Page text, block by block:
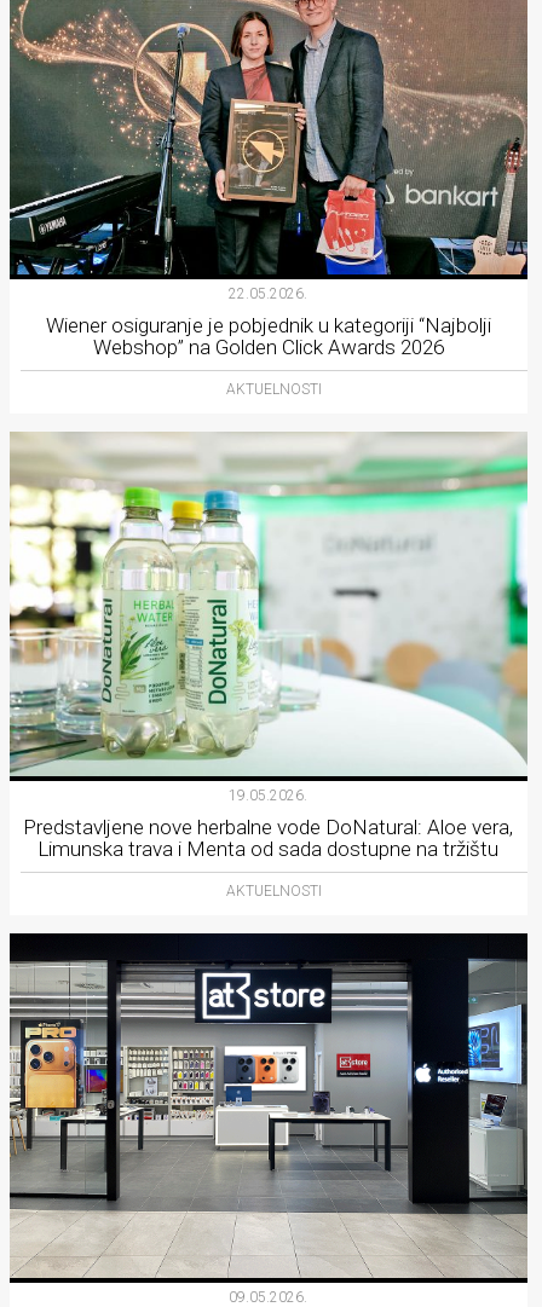
22.05.2026.
Wiener osiguranje je pobjednik u kategoriji “Najbolji
Webshop” na Golden Click Awards 2026
AKTUELNOSTI
19.05.2026.
Predstavljene nove herbalne vode DoNatural: Aloe vera,
Limunska trava i Menta od sada dostupne na tržištu
AKTUELNOSTI
09.05.2026.